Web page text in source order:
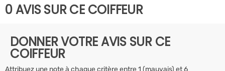
0 AVIS SUR CE COIFFEUR
DONNER VOTRE AVIS SUR CE
COIFFEUR
Attribuez une note à chaque critère entre 1 (mauvais) et 6